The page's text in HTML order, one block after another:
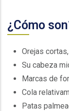
¿Cómo
Orejas
Su cabeza
Marcas de
Cola
Patas